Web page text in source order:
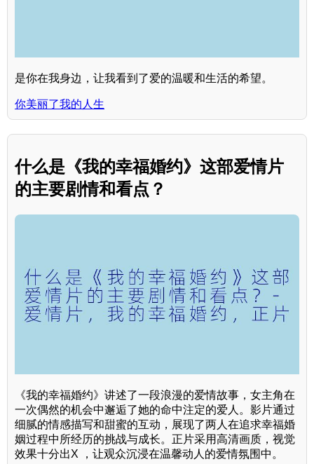
是你在我身边，让我看到了爱的温暖和生活的希望。
你美丽了我的人生
什么是《我的幸福婚约》这部爱情片
的主要剧情和看点？
《我的幸福婚约》讲述了一段浪漫的爱情故事，女主角在
一次偶然的机会中邂逅了她的命中注定的爱人。影片通过
细腻的情感描写和甜蜜的互动，展现了两人在追求幸福婚
姻过程中所经历的挑战与成长。正片采用高清画质，视觉
效果十分出X ，让观众沉浸在温馨动人的爱情氛围中。